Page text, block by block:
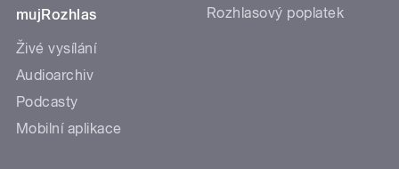
mujRozhlas
Živé vysílání
Audioarchiv
Podcasty
Mobilní aplikace
Rozhlasový poplatek